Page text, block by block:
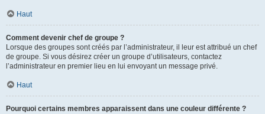
Haut
Comment devenir chef de groupe ?
Lorsque des groupes sont créés par l’administrateur, il leur est attribué un chef
de groupe. Si vous désirez créer un groupe d’utilisateurs, contactez
l’administrateur en premier lieu en lui envoyant un message privé.
Haut
Pourquoi certains membres apparaissent dans une couleur différente ?